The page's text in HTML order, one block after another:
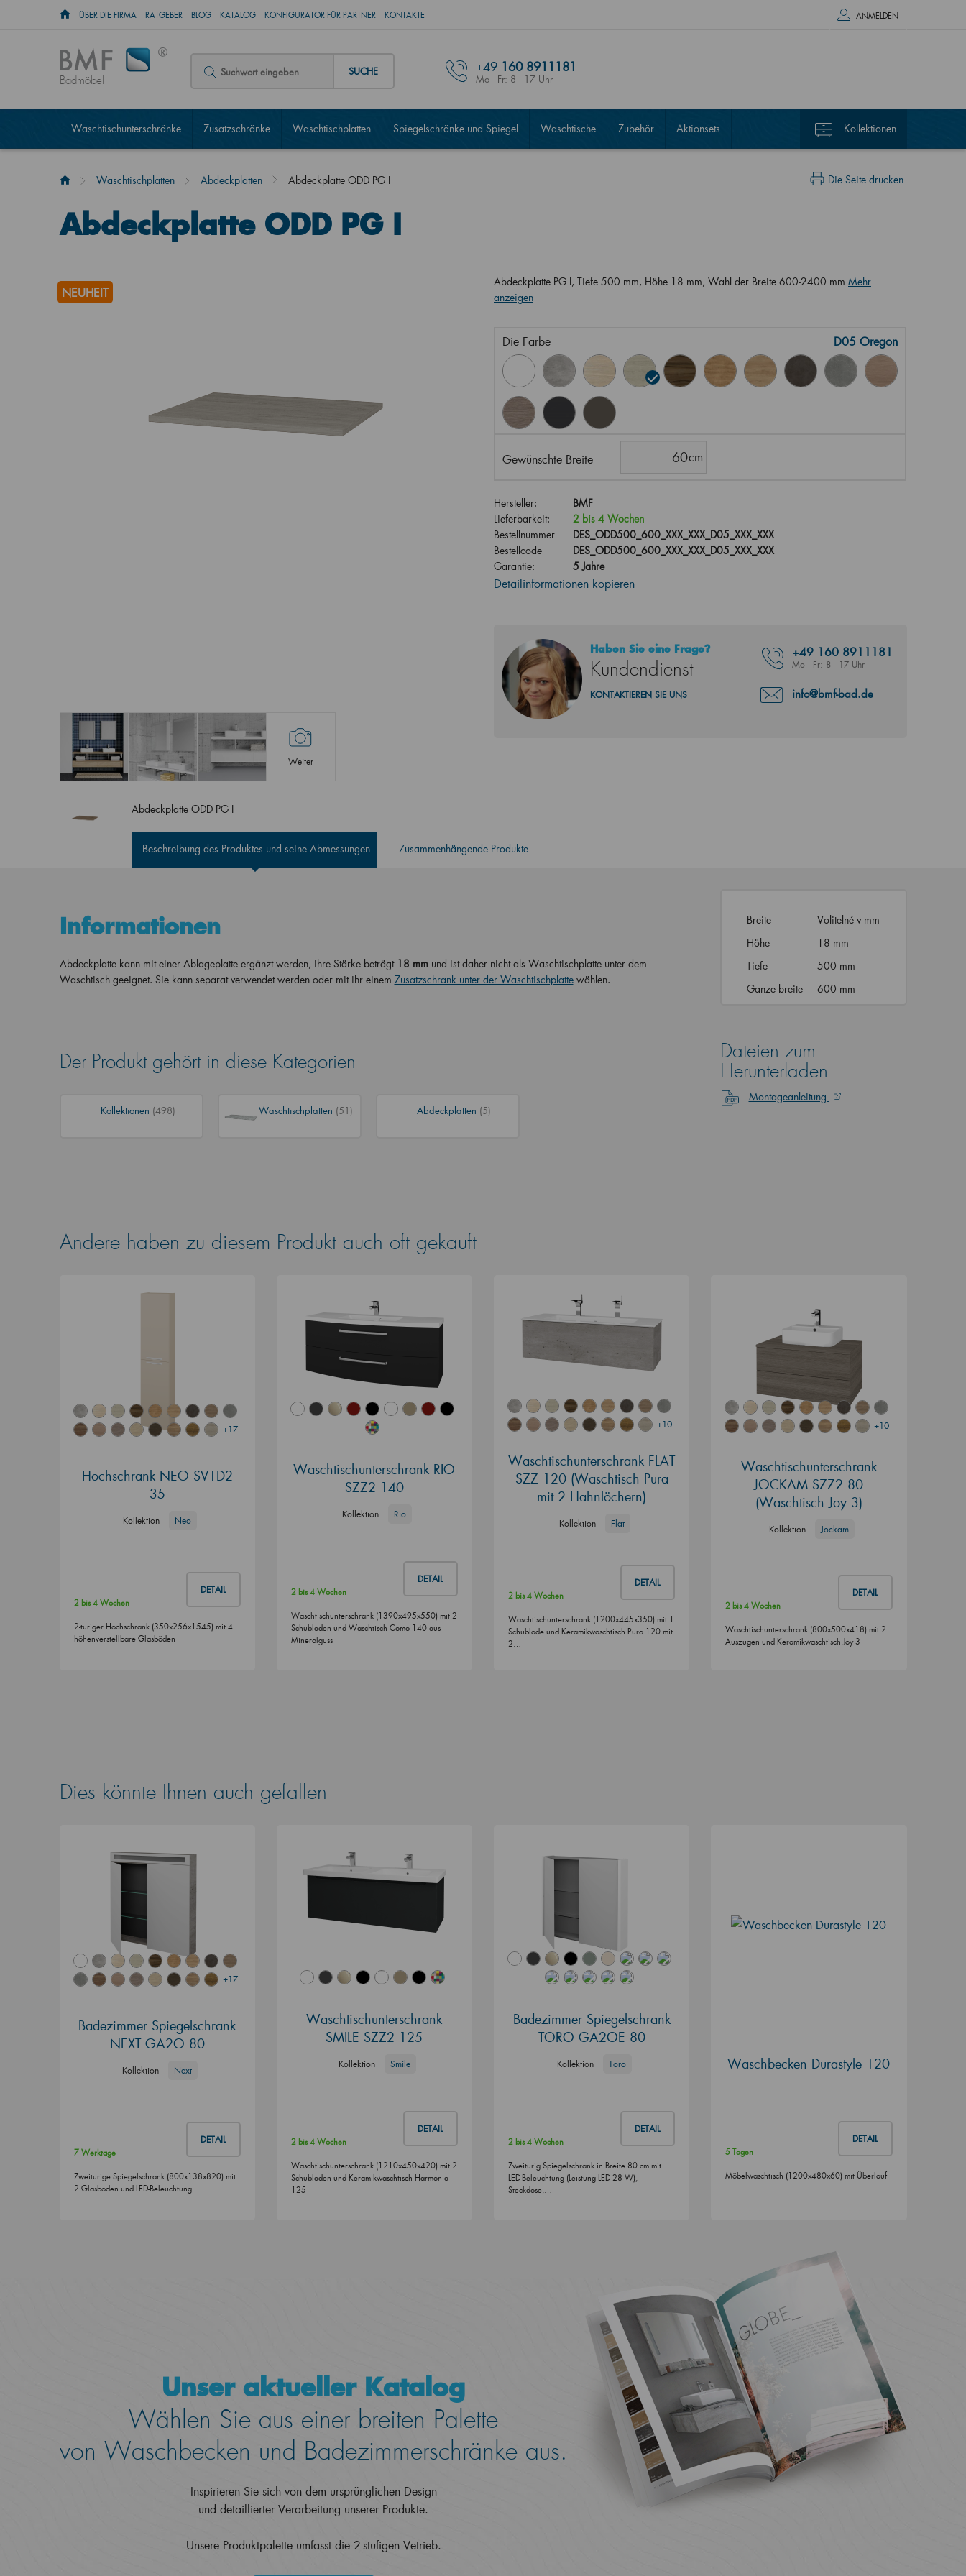
ÜBER DIE FIRMA RATGEBER BLOG KATALOG KONFIGURATOR FÜR PARTNER KONTAKTE ANMELDEN
Badmöbel
SUCHE +49 160 8911181
Mo - Fr: 8 - 17 Uhr
Waschtischunterschränke Zusatzschränke Waschtischplatten Spiegelschränke und Spiegel Waschtische Zubehör Aktionsets Kollektionen
Die Seite drucken
Waschtischplatten Abdeckplatten Abdeckplatte ODD PG I
Abdeckplatte ODD PG I
NEUHEIT
Weiter
Abdeckplatte PG I, Tiefe 500 mm, Höhe 18 mm, Wahl der Breite 600-2400 mm Mehr
anzeigen
Die Farbe D05 Oregon
Gewünschte Breite
Hersteller:
BMF
Lieferbarkeit:
2 bis 4 Wochen
Bestellnummer
DES_ODD500_600_XXX_XXX_D05_XXX_XXX
Bestellcode
DES_ODD500_600_XXX_XXX_D05_XXX_XXX
Garantie:
5 Jahre
Detailinformationen kopieren
Haben Sie eine Frage?
Kundendienst
+49 160 8911181
Mo - Fr: 8 - 17 Uhr
info@bmf-bad.de
KONTAKTIEREN SIE UNS
Abdeckplatte ODD PG I
Beschreibung des Produktes und seine Abmessungen Zusammenhängende Produkte
Informationen
Abdeckplatte kann mit einer Ablageplatte ergänzt werden, ihre Stärke beträgt 18 mmund ist daher nicht als Waschtischplatte unter dem
Waschtisch geeignet. Sie kann separat verwendet werden oder mit ihr einem Zusatzschrank unter der Waschtischplattewählen.
Der Produkt gehört in diese Kategorien
Kollektionen (498) Waschtischplatten (51) Abdeckplatten (5)
Breite
Volitelné v mm
Höhe
18 mm
Tiefe
500 mm
Ganze breite
600 mm
Dateien zum
Herunterladen
Montageanleitung
Andere haben zu diesem Produkt auch oft gekauft
+17
Hochschrank NEO SV1D2
35
Kollektion Neo
DETAIL
2 bis 4 Wochen
2-türiger Hochschrank (350x256x1545) mit 4
höhenverstellbare Glasböden
Waschtischunterschrank RIO
SZZ2 140
Kollektion Rio
DETAIL
2 bis 4 Wochen
Waschtischunterschrank (1390x495x550) mit 2
Schubladen und Waschtisch Como 140 aus
Mineralguss
+10
Waschtischunterschrank FLAT
SZZ 120 (Waschtisch Pura
mit 2 Hahnlöchern)
Kollektion Flat
DETAIL
2 bis 4 Wochen
Waschtischunterschrank (1200x445x350) mit 1
Schublade und Keramikwaschtisch Pura 120 mit
2…
+10
Waschtischunterschrank
JOCKAM SZZ2 80
(Waschtisch Joy 3)
Kollektion Jockam
DETAIL
2 bis 4 Wochen
Waschtischunterschrank (800x500x418) mit 2
Auszügen und Keramikwaschtisch Joy 3
Dies könnte Ihnen auch gefallen
+17
Badezimmer Spiegelschrank
NEXT GA2O 80
Kollektion Next
DETAIL
7 Werktage
Zweitürige Spiegelschrank (800x138x820) mit
2 Glasböden und LED-Beleuchtung
Waschtischunterschrank
SMILE SZZ2 125
Kollektion Smile
DETAIL
2 bis 4 Wochen
Waschtischunterschrank (1210x450x420) mit 2
Schubladen und Keramikwaschtisch Harmonia
125
Badezimmer Spiegelschrank
TORO GA2OE 80
Kollektion Toro
DETAIL
2 bis 4 Wochen
Zweitürig Spiegelschrank in Breite 80 cm mit
LED-Beleuchtung (Leistung LED 28 W),
Steckdose,…
Waschbecken Durastyle 120
DETAIL
5 Tagen
Möbelwaschtisch (1200x480x60) mit Überlauf
Unser aktueller Katalog
Wählen Sie aus einer breiten Palette
von Waschbecken und Badezimmerschränke aus.
Inspirieren Sie sich von dem ursprünglichen Design
und detaillierter Verarbeitung unserer Produkte.
Unsere Produktpalette umfasst die 2-stufigen Vetrieb.